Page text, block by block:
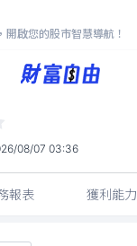
開啟您的股市智慧導航！
-
08/07 03:36
報表 獲利能力